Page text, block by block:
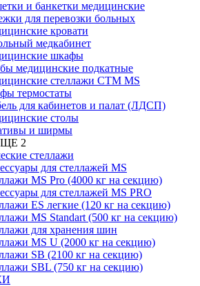
и банкетки медицинские
для перевозки больных
кровати
медкабинет
шкафы
медицинские подкатные
стеллажи CTM MS
термостаты
для кабинетов и палат (ЛДСП)
столы
и ширмы
2
стеллажи
для стеллажей MS
MS Pro (4000 кг на секцию)
для стеллажей MS PRO
ES легкие (120 кг на секцию)
MS Standart (500 кг на секцию)
для хранения шин
MS U (2000 кг на секцию)
SB (2100 кг на секцию)
SBL (750 кг на секцию)